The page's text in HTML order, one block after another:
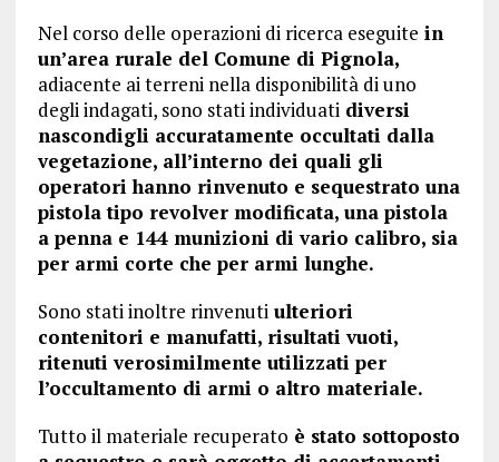
Nel corso delle operazioni di ricerca eseguite in
un’area rurale del Comune di Pignola,
adiacente ai terreni nella disponibilità di uno
degli indagati, sono stati individuatidiversi
nascondigli accuratamente occultati dalla
vegetazione, all’interno dei quali gli
operatori hanno rinvenuto e sequestrato una
pistola tipo revolver modificata, una pistola
a penna e 144 munizioni di vario calibro, sia
per armi corte che per armi lunghe.
Sono stati inoltre rinvenutiulteriori
contenitori e manufatti, risultati vuoti,
ritenuti verosimilmente utilizzati per
l’occultamento di armi o altro materiale.
Tutto il materiale recuperato è stato sottoposto